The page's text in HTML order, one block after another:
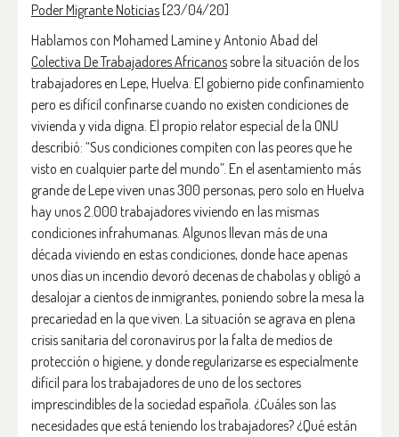
Poder Migrante Noticias [23/04/20]
Hablamos con Mohamed Lamine y Antonio Abad del
Colectiva De Trabajadores Africanossobre la situación de los
trabajadores en Lepe, Huelva. El gobierno pide confinamiento
pero es difícil confinarse cuando no existen condiciones de
vivienda y vida digna. El propio relator especial de la ONU
describió: “Sus condiciones compiten con las peores que he
visto en cualquier parte del mundo”. En el asentamiento más
grande de Lepe viven unas 300 personas, pero solo en Huelva
hay unos 2.000 trabajadores viviendo en las mismas
condiciones infrahumanas. Algunos llevan más de una
década viviendo en estas condiciones, donde hace apenas
unos días un incendio devoró decenas de chabolas y obligó a
desalojar a cientos de inmigrantes, poniendo sobre la mesa la
precariedad en la que viven. La situación se agrava en plena
crisis sanitaria del coronavirus por la falta de medios de
protección o higiene, y donde regularizarse es especialmente
difícil para los trabajadores de uno de los sectores
imprescindibles de la sociedad española. ¿Cuáles son las
necesidades que está teniendo los trabajadores? ¿Qué están